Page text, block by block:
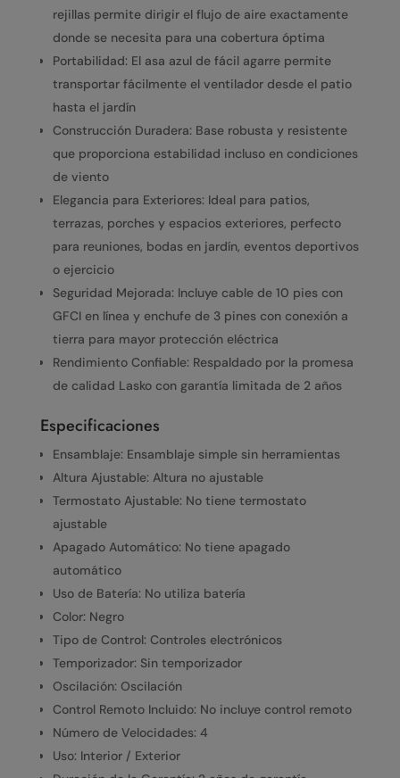
rejillas permite dirigir el flujo de aire exactamente
donde se necesita para una cobertura óptima
Portabilidad: El asa azul de fácil agarre permite
transportar fácilmente el ventilador desde el patio
hasta el jardín
Construcción Duradera: Base robusta y resistente
que proporciona estabilidad incluso en condiciones
de viento
Elegancia para Exteriores: Ideal para patios,
terrazas, porches y espacios exteriores, perfecto
para reuniones, bodas en jardín, eventos deportivos
o ejercicio
Seguridad Mejorada: Incluye cable de 10 pies con
GFCI en línea y enchufe de 3 pines con conexión a
tierra para mayor protección eléctrica
Rendimiento Confiable: Respaldado por la promesa
de calidad Lasko con garantía limitada de 2 años
Especificaciones
Ensamblaje: Ensamblaje simple sin herramientas
Altura Ajustable: Altura no ajustable
Termostato Ajustable: No tiene termostato
ajustable
Apagado Automático: No tiene apagado
automático
Uso de Batería: No utiliza batería
Color: Negro
Tipo de Control: Controles electrónicos
Temporizador: Sin temporizador
Oscilación: Oscilación
Control Remoto Incluido: No incluye control remoto
Número de Velocidades: 4
Uso: Interior / Exterior